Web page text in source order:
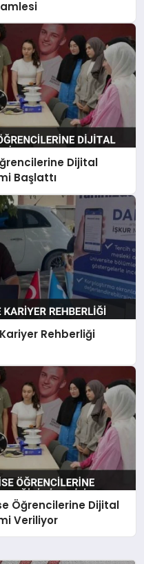
Dijital
Başlattı
Rehberliği
Öğrencilerine Dijital
Veriliyor